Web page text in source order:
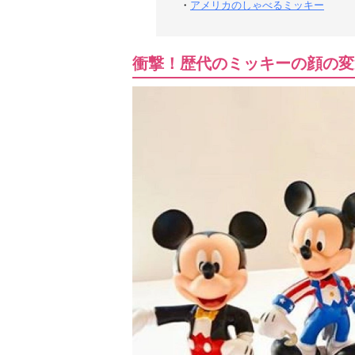
・ アメリカのしゃべるミッキー
衝撃！歴代のミッキーの顔の